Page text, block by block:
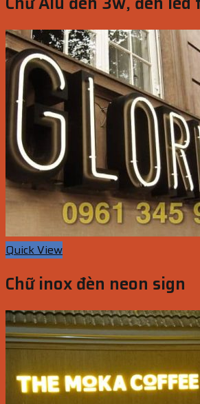
Quick View
Chữ inox đèn neon sign